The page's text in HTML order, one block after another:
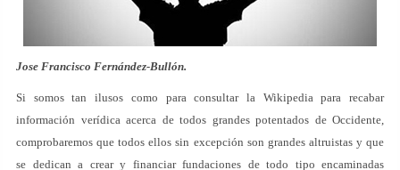
Jose Francisco Fernández-Bullón.
Si somos tan ilusos como para consultar la Wikipedia para recabar
información verídica acerca de todos grandes potentados de Occidente,
comprobaremos que todos ellos sin excepción son grandes altruistas y que
se dedican a crear y financiar fundaciones de todo tipo encaminadas